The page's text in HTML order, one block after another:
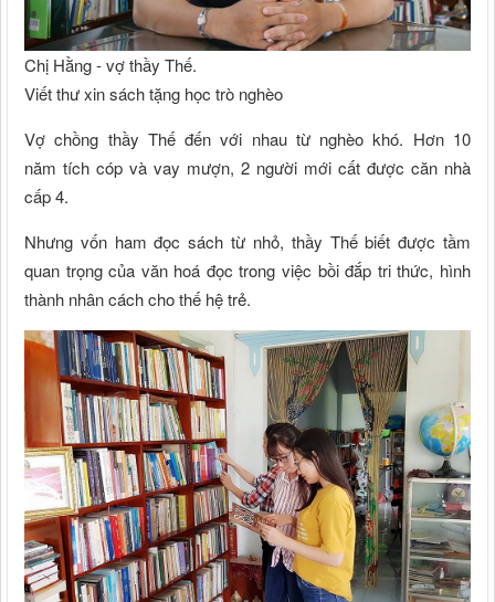
Chị Hằng - vợ thầy Thế.
Viết thư xin sách tặng học trò nghèo
Vợ chồng thầy Thế đến với nhau từ nghèo khó. Hơn 10
năm tích cóp và vay mượn, 2 người mới cất được căn nhà
cấp 4.
Nhưng vốn ham đọc sách từ nhỏ, thầy Thế biết được tầm
quan trọng của văn hoá đọc trong việc bồi đắp tri thức, hình
thành nhân cách cho thế hệ trẻ.